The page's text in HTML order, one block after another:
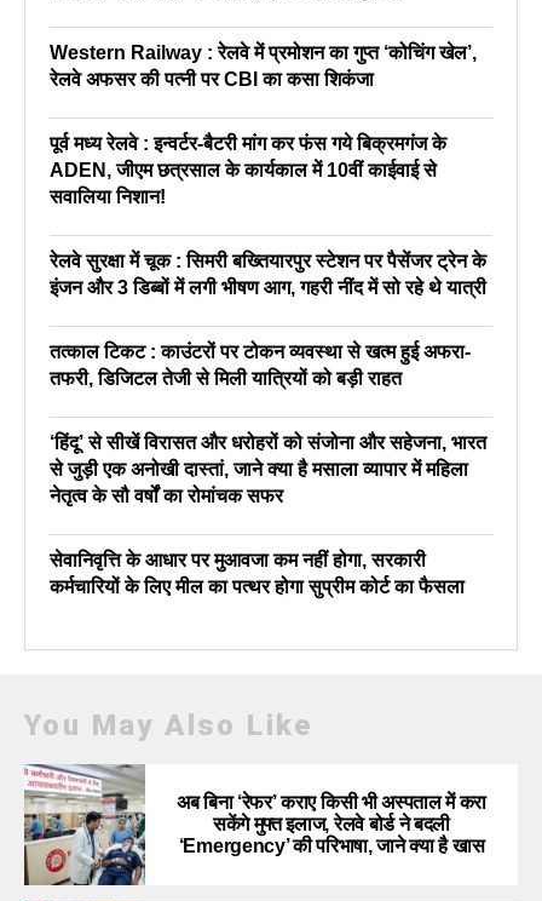
Western Railway : रेलवे में प्रमोशन का गुप्त ‘कोचिंग खेल’,
रेलवे अफसर की पत्नी पर CBI का कसा शिकंजा
पूर्व मध्य रेलवे : इन्वर्टर-बैटरी मांग कर फंस गये बिक्रमगंज के
ADEN, जीएम छत्रसाल के कार्यकाल में 10वीं काईवाई से
सवालिया निशान!
रेलवे सुरक्षा में चूक : सिमरी बख्तियारपुर स्टेशन पर पैसेंजर ट्रेन के
इंजन और 3 डिब्बों में लगी भीषण आग, गहरी नींद में सो रहे थे यात्री
तत्काल टिकट : काउंटरों पर टोकन व्यवस्था से खत्म हुई अफरा-
तफरी, डिजिटल तेजी से मिली यात्रियों को बड़ी राहत
‘हिंदू’ से सीखें विरासत और धरोहरों को संजोना और सहेजना, भारत
से जुड़ी एक अनोखी दास्तां, जाने क्या है मसाला व्यापार में महिला
नेतृत्व के सौ वर्षों का रोमांचक सफर
सेवानिवृत्ति के आधार पर मुआवजा कम नहीं होगा, सरकारी
कर्मचारियों के लिए मील का पत्थर होगा सुप्रीम कोर्ट का फैसला
You May Also Like
अब बिना ‘रेफर’ कराए किसी भी अस्पताल में करा
सकेंगे मुफ्त इलाज, रेलवे बोर्ड ने बदली
‘Emergency’ की परिभाषा, जाने क्या है खास